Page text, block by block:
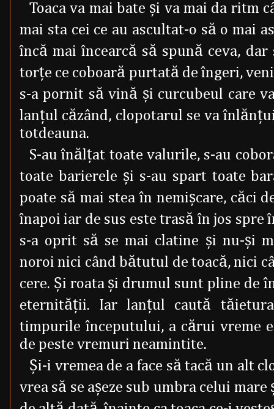
Toaca va mai bate şi va mai da ritm
mai sta cei ce au ascultat-o să o mai
încă mai încearcă să spună ceva,
torţe ce coboară purtată de îngeri,
s-a pornit să vină şi curcubeul care
lanţul căzând, clopotarul se va
totdeauna.
S-au înălţat toate valurile, s-au
toate barierele şi s-au spart toate
poate să mai stea în nemişcare, căci
înapoi iar de sus este trasă în jos
s-a oprit să se mai clatine şi nu-şi
noroi nici când bătutul de toacă, nici
cere. Şi roata şi drumul sunt pline de
eternităţii. Iar lanţul caută
timpurile începutului, a cărui vreme
de peste vremuri neamintite.
Şi-i vremea de a face să tacă un alt
vrea să se aşeze sub umbra celui